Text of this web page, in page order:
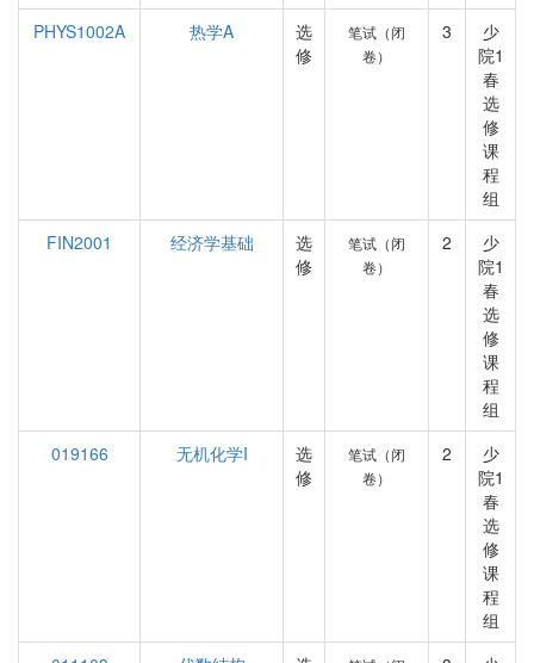
PHYS1002A
热学A
选
修
笔试（闭
卷）
3
少
院1
春
选
修
课
程
组
FIN2001
经济学基础
选
修
笔试（闭
卷）
2
少
院1
春
选
修
课
程
组
019166
无机化学I
选
修
笔试（闭
卷）
2
少
院1
春
选
修
课
程
组